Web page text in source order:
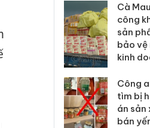
Tiêu hủy
hàng ngàn
nhập lậu,
buôn
sào giả
Khẩn
minh,
dụng
mạo
Lào
phạm
trong